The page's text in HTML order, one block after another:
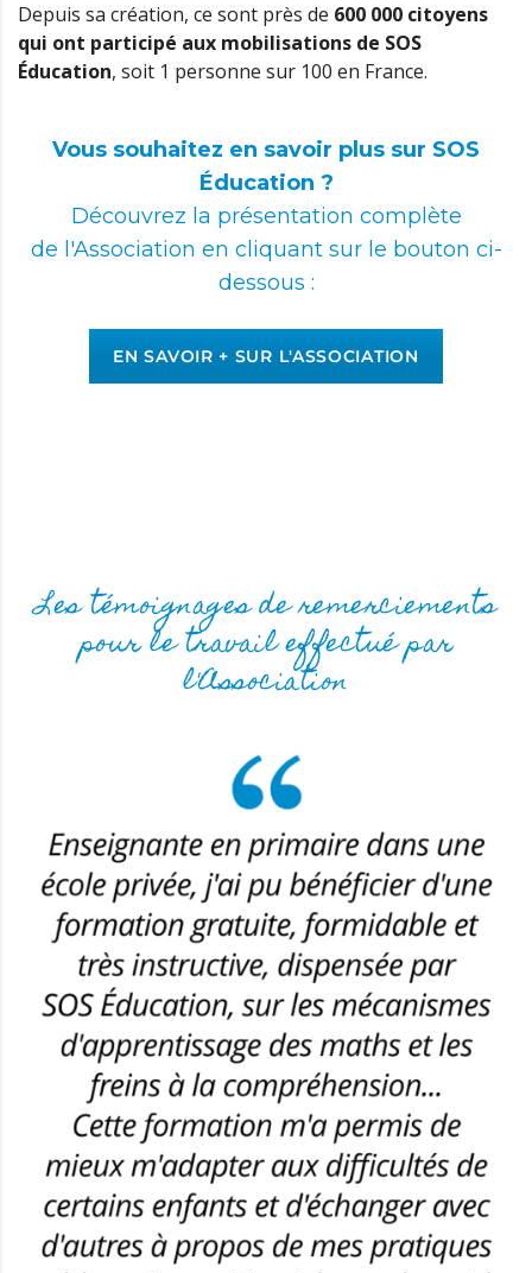
Depuis sa création, ce sont près de 600 000 citoyens
qui ont participé aux mobilisations de SOS
Éducation, soit 1 personne sur 100 en France.
Vous souhaitez en savoir plus sur SOS
Éducation ?
Découvrez la présentation complète
de l'Association en cliquant sur le bouton ci-
dessous :
EN SAVOIR + SUR L'ASSOCIATION
Les témoignages de remerciements
pour le travail effectué par
l'Association